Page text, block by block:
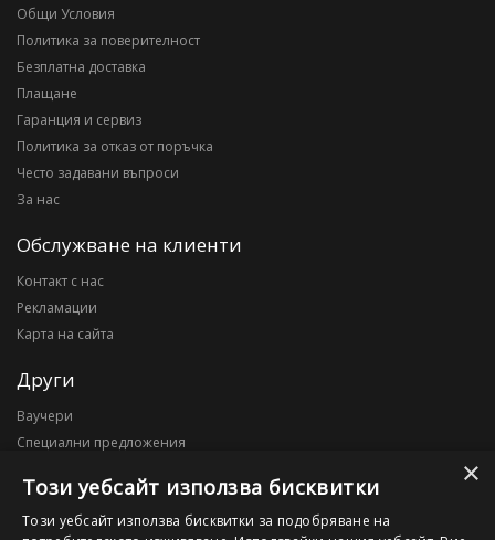
Общи Условия
Политика за поверителност
Безплатна доставка
Плащане
Гаранция и сервиз
Политика за отказ от поръчка
Често задавани въпроси
За нас
Обслужване на клиенти
Контакт с нас
Рекламации
Карта на сайта
Други
Ваучери
Специални предложения
Моят профил
×
Този уебсайт използва бисквитки
Този уебсайт използва бисквитки за подобряване на